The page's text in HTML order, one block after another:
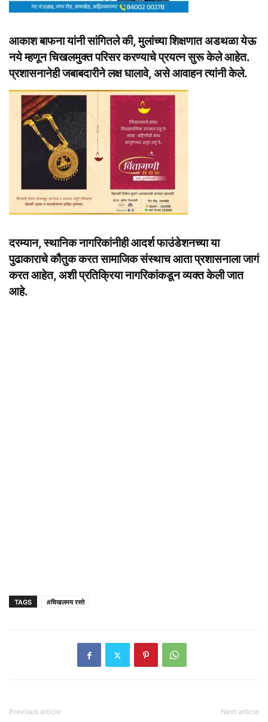
आकाश बाफना यांनी सांगितले की, मुलांच्या शिक्षणात अडथळा येऊ
नये म्हणून चिखलमुक्त परिसर करण्याचे प्रयत्न सुरू केले आहेत.
प्रशासनानेही जबाबदारीने लक्ष घालावे, असे आवाहन त्यांनी केले.
दरम्यान, स्थानिक नागरिकांनीही आदर्श फाउंडेशनच्या या
पुढाकाराचे कौतुक करत सामाजिक संस्थाच आता प्रशासनाला जागं
करत आहेत, अशी प्रतिक्रिया नागरिकांकडून व्यक्त केली जात
आहे.
TAGS #चिखलमय रस्ते
Previous article Next article